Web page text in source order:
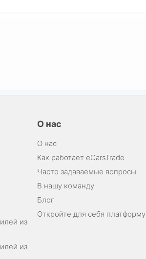
из
из
О нас
О нас
Как работает eCarsTrade
Часто задаваемые вопросы
В нашу команду
Блог
Откройте для себя платформу